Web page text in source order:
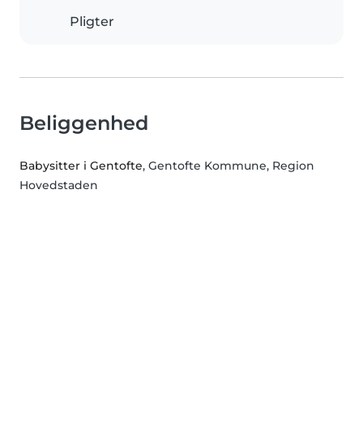
Pligter
Beliggenhed
Babysitter i Gentofte, Gentofte Kommune, Region
Hovedstaden